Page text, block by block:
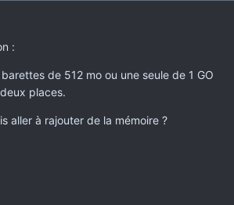
:
de 512 mo ou une seule de 1 GO
places.
aller à rajouter de la mémoire ?